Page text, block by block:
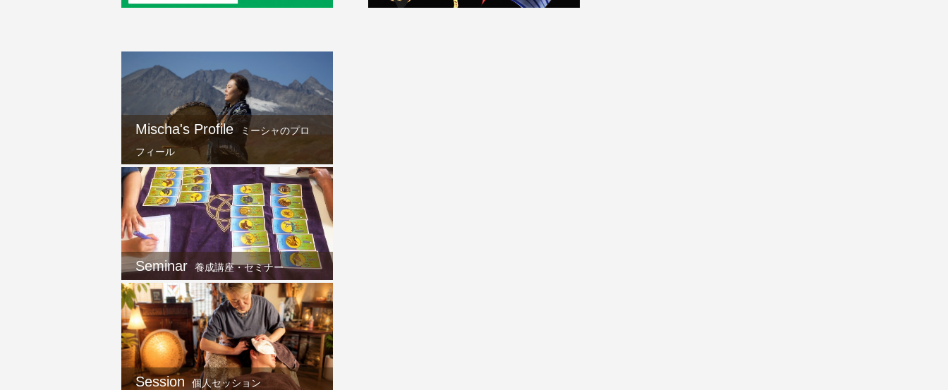
Mischa's Profile
ミーシャのプロ
フィール
Seminar 養成講座・セミナー
Session 個人セッション